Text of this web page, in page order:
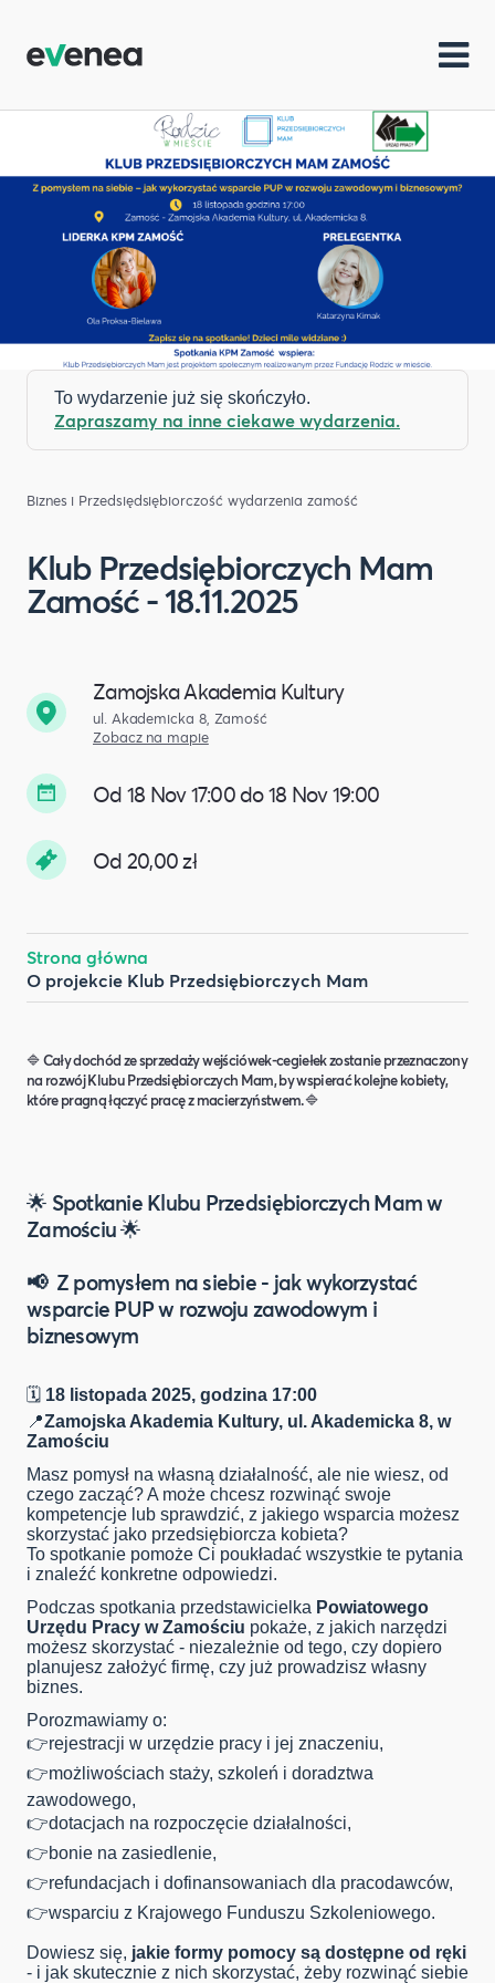
To wydarzenie już się skończyło.
Zapraszamy na inne ciekawe wydarzenia.
Biznes i Przedsiędsiębiorczość wydarzenia zamość
Klub Przedsiębiorczych Mam
Zamość - 18.11.2025
Zamojska Akademia Kultury
ul. Akademicka 8, Zamość
Zobacz na mapie
Od 18 Nov 17:00 do 18 Nov 19:00
Od 20,00 zł
Strona główna
O projekcie Klub Przedsiębiorczych Mam
🔷 Cały dochód ze sprzedaży wejściówek-cegiełek zostanie przeznaczony
na rozwój Klubu Przedsiębiorczych Mam, by wspierać kolejne kobiety,
które pragną łączyć pracę z macierzyństwem.🔷
🌟 Spotkanie Klubu Przedsiębiorczych Mam w
Zamościu🌟
📢 Z pomysłem na siebie - jak wykorzystać
wsparcie PUP w rozwoju zawodowym i
biznesowym
🗓 18 listopada 2025, godzina 17:00
📍Zamojska Akademia Kultury, ul. Akademicka 8, w
Zamościu
Masz pomysł na własną działalność, ale nie wiesz, od
czego zacząć? A może chcesz rozwinąć swoje
kompetencje lub sprawdzić, z jakiego wsparcia możesz
skorzystać jako przedsiębiorcza kobieta?
To spotkanie pomoże Ci poukładać wszystkie te pytania
i znaleźć konkretne odpowiedzi.
Podczas spotkania przedstawicielka Powiatowego
Urzędu Pracy w Zamościu pokaże, z jakich narzędzi
możesz skorzystać - niezależnie od tego, czy dopiero
planujesz założyć firmę, czy już prowadzisz własny
biznes.
Porozmawiamy o:
👉rejestracji w urzędzie pracy i jej znaczeniu,
👉możliwościach staży, szkoleń i doradztwa
zawodowego,
👉dotacjach na rozpoczęcie działalności,
👉bonie na zasiedlenie,
👉refundacjach i dofinansowaniach dla pracodawców,
👉wsparciu z Krajowego Funduszu Szkoleniowego.
Dowiesz się, jakie formy pomocy są dostępne od ręki
- i jak skutecznie z nich skorzystać, żeby rozwinąć siebie